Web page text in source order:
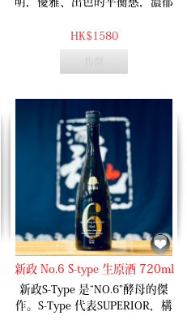
減少，增加入口的暢快感。
HK$1580
新政 No.6 S-type 生原酒 720ml
新政S-Type 是“NO.6”酵母的傑
作。S-Type 代表SUPERIOR，構